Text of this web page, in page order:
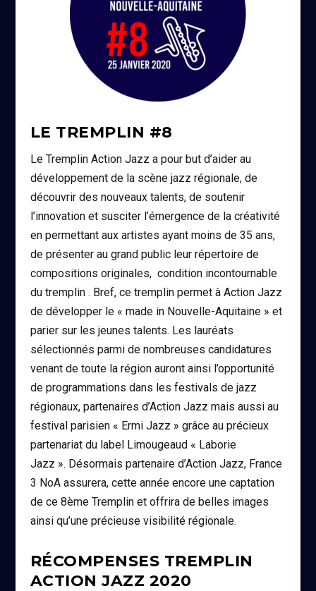
LE TREMPLIN #8
Le Tremplin Action Jazz a pour but d’aider au
développement de la scène jazz régionale, de
découvrir des nouveaux talents, de soutenir
l’innovation et susciter l’émergence de la créativité
en permettant aux artistes ayant moins de 35 ans,
de présenter au grand public leur répertoire de
compositions originales, condition incontournable
du tremplin . Bref, ce tremplin permet à Action Jazz
de développer le « made in Nouvelle-Aquitaine » et
parier sur les jeunes talents. Les lauréats
sélectionnés parmi de nombreuses candidatures
venant de toute la région auront ainsi l’opportunité
de programmations dans les festivals de jazz
régionaux, partenaires d’Action Jazz mais aussi au
festival parisien « Ermi Jazz » grâce au précieux
partenariat du label Limougeaud « Laborie
Jazz ». Désormais partenaire d’Action Jazz, France
3 NoA assurera, cette année encore une captation
de ce 8ème Tremplin et offrira de belles images
ainsi qu’une précieuse visibilité régionale.
RÉCOMPENSES TREMPLIN
ACTION JAZZ 2020